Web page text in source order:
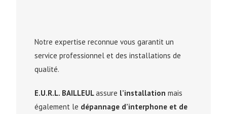
Notre expertise reconnue vous garantit un
service professionnel et des installations de
qualité.
E.U.R.L. BAILLEULassure l’installation mais
également le dépannage d’interphone et de